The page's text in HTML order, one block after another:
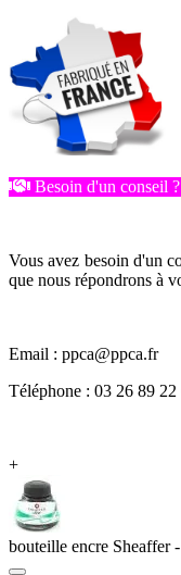
Besoin d'un conseil ?
Vous avez besoin d'un
que nous répondrons à
Email : ppca@ppca.fr
Téléphone : 03 26 89 22
+
bouteille encre Sheaffer